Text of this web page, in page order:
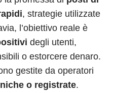
, strategie utilizzate
l’obiettivo reale è
degli utenti,
o estorcere denaro.
gestite da operatori
o registrate.